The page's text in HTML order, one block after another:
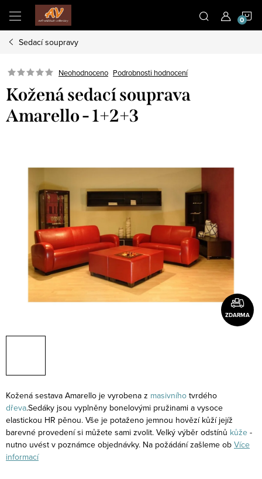
obsah
Sedací soupravy
Neohodnoceno Podrobnosti hodnocení
Kožená sedací souprava
Amarello - 1+2+3
ZDARMA
Kožená sestava Amarello je vyrobena z masivního tvrdého
dřeva.Sedáky jsou vyplněny bonelovými pružinami a vysoce
elastickou HR pěnou. Vše je potaženo jemnou hovězí kůží jejíž
barevné provedení si můžete sami zvolit. Velký výběr odstínů kůže -
nutno uvést v poznámce objednávky. Na požádání zašleme ob Více
informací